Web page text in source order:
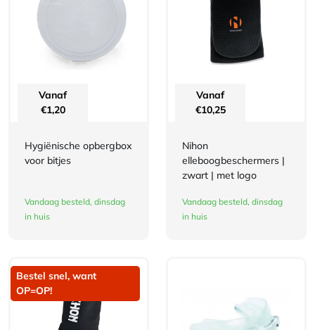
Vanaf
€1,20
Hygiënische opbergbox
voor bitjes
Vandaag besteld, dinsdag
in huis
Vanaf
€10,25
Nihon
elleboogbeschermers |
zwart | met logo
Vandaag besteld, dinsdag
in huis
Bestel snel, want
OP=OP!